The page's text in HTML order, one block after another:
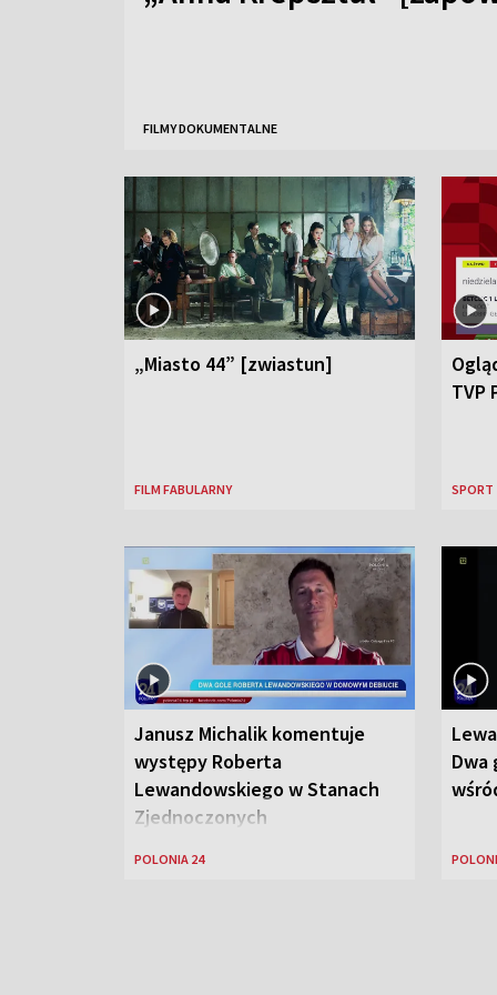
FILMY DOKUMENTALNE
„Miasto 44” [zwiastun]
FILM FABULARNY
TVP
SPORT
Janusz Michalik komentuje
występy Roberta
Lewandowskiego w Stanach
Zjednoczonych
POLONIA 24
Dwa